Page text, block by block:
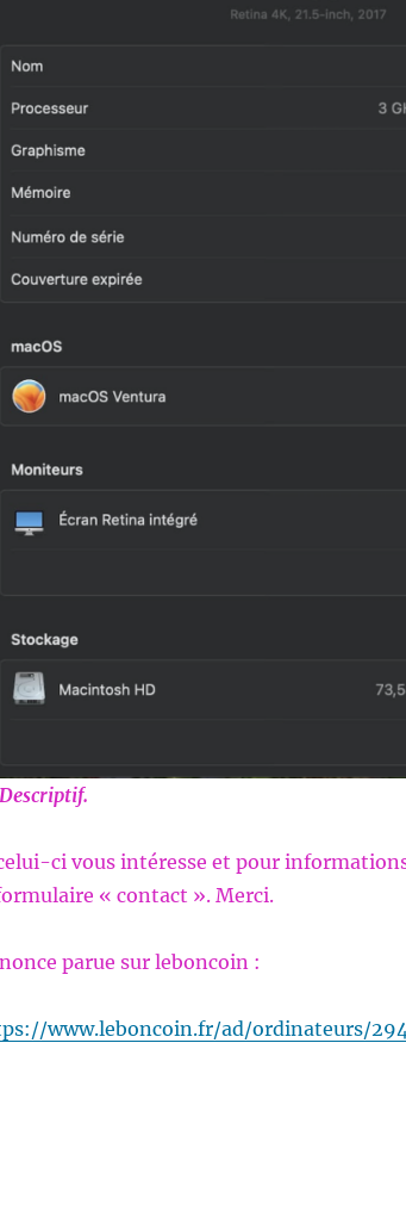
ci vous intéresse et pour
« contact ». Merci.
parue sur leboncoin :
www.leboncoin.fr/ad/ordinateurs/